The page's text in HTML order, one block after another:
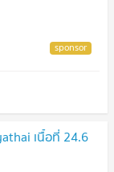
เนื้อที่ 24.6